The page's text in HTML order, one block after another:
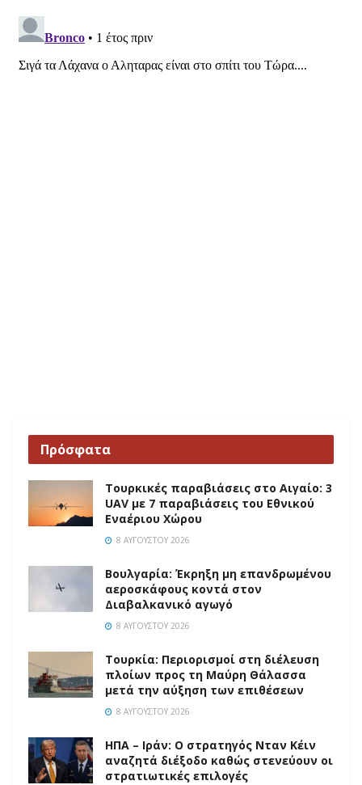
Πρόσφατα
Τουρκικές παραβιάσεις στο Αιγαίο: 3
UAV με 7 παραβιάσεις του Εθνικού
Εναέριου Χώρου
8 ΑΥΓΟΎΣΤΟΥ 2026
Βουλγαρία: Έκρηξη μη επανδρωμένου
αεροσκάφους κοντά στον
Διαβαλκανικό αγωγό
8 ΑΥΓΟΎΣΤΟΥ 2026
Τουρκία: Περιορισμοί στη διέλευση
πλοίων προς τη Μαύρη Θάλασσα
μετά την αύξηση των επιθέσεων
8 ΑΥΓΟΎΣΤΟΥ 2026
ΗΠΑ – Ιράν: Ο στρατηγός Νταν Κέιν
αναζητά διέξοδο καθώς στενεύουν οι
στρατιωτικές επιλογές